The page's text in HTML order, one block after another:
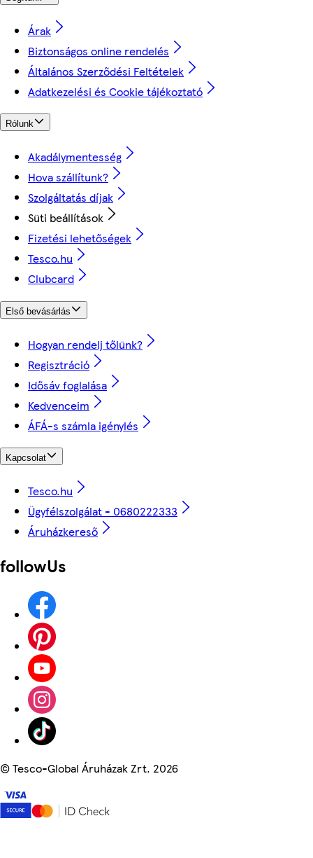
Árak
Biztonságos online rendelés
Általános Szerződési Feltételek
Adatkezelési és Cookie tájékoztató
Rólunk
Akadálymentesség
Hova szállítunk?
Szolgáltatás díjak
Süti beállítások
Fizetési lehetőségek
Tesco.hu
Clubcard
Első bevásárlás
Hogyan rendelj tőlünk?
Regisztráció
Idősáv foglalása
Kedvenceim
ÁFÁ-s számla igénylés
Kapcsolat
Tesco.hu
Ügyfélszolgálat - 0680222333
Áruházkereső
followUs
©Tesco-Global Áruházak Zrt. 2026